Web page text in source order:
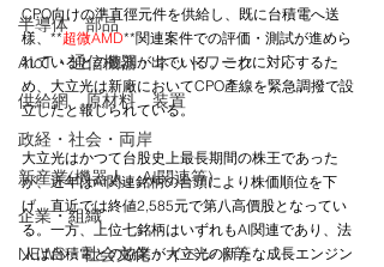
半導体 部品
AIoT・通信機器・ネットワーク
供給網 原材料 装置
政経・社会・両岸
新産業(機器人、AI関連等)
企業・組織
NEWS・社会文化・イベント等
CPO向けの準直徑元件を供給し、既に台積電へ送
樣、**超微AMD**関連案件での評価・測試が進めら
れているとの観測が出ている。これに対応するた
め、大立光は新廠においてCPO產線を緊急調撥で設
立したと報じられている。
大立光はかつて台股史上最長期間の株王であった
が、近年はAI関連銘柄の台頭により株価順位を下
げ、直近では終値2,585元で第八高價股となってい
る。一方、上位七銘柄はいずれもAI関連であり、法
人は台積電との協業が大立光の新たな成長エンジン